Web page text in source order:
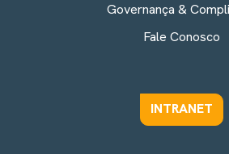
Governança &
Fale Conosco
INTRANET